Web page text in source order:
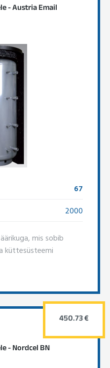
- Austria Email
67
2000
mis sobib
küttesüsteemi
- Nordcel BN
450.73 €